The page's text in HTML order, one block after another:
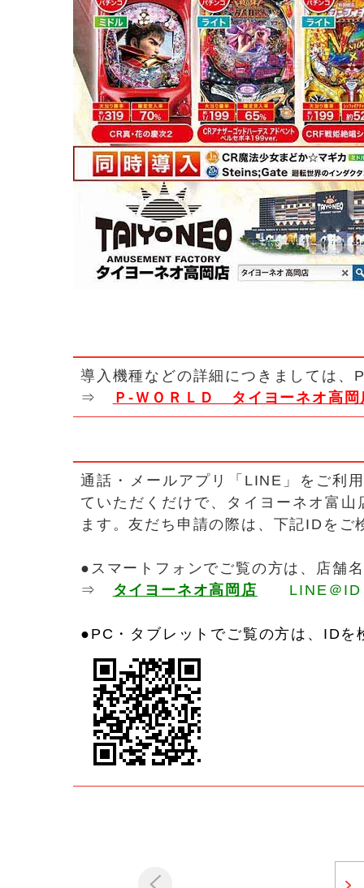
導入機種などの詳細につきましては、
⇒
Ｐ-ＷＯＲＬＤ タイヨーネオ高岡
通話・メールアプリ「LINE」をご利
ていただくだけで、タイヨーネオ富
ます。友だち申請の際は、下記IDをご
● スマートフォンでご覧の方は、店舗
⇒
タイヨーネオ高岡店 LINE＠
●PC・タブレットでご覧の方は、ID